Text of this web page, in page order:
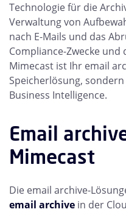
Technologie für die
Verwaltung von
nach E-Mails und das
Compliance-Zwecke
Mimecast ist Ihr email
Speicherlösung,
Business Intelligence.
Email
Mimecast
Die email archive-
email archive in der